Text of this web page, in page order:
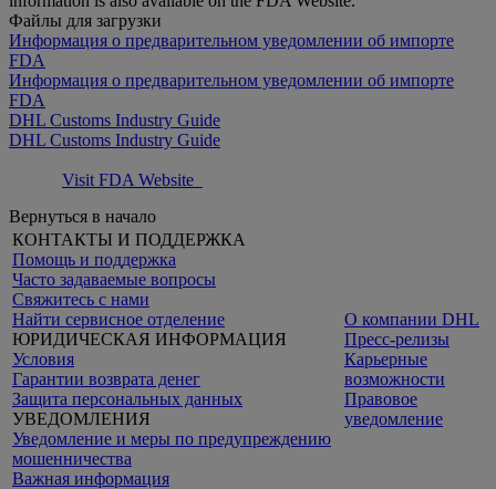
Файлы для загрузки
Информация о предварительном уведомлении об импорте
FDA
Информация о предварительном уведомлении об импорте
FDA
DHL Customs Industry Guide
DHL Customs Industry Guide
Visit FDA Website
Вернуться в начало
КОНТАКТЫ И ПОДДЕРЖКА
Помощь и поддержка
Часто задаваемые вопросы
Свяжитесь с нами
Найти сервисное отделение
ЮРИДИЧЕСКАЯ ИНФОРМАЦИЯ
Условия
Гарантии возврата денег
Защита персональных данных
УВЕДОМЛЕНИЯ
Уведомление и меры по предупреждению
мошенничества
Важная информация
О компании DHL
Пресс-релизы
Карьерные
возможности
Правовое
уведомление